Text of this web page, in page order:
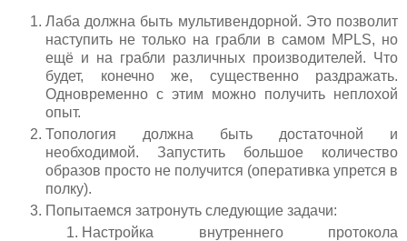
Лаба должна быть мультивендорной. Это позволит
наступить не только на грабли в самом MPLS, но
ещё и на грабли различных производителей. Что
будет, конечно же, существенно раздражать.
Одновременно с этим можно получить неплохой
опыт.
Топология должна быть достаточной и
необходимой. Запустить большое количество
образов просто не получится (оперативка упрется в
полку).
Попытаемся затронуть следующие задачи:
Настройка внутреннего протокола